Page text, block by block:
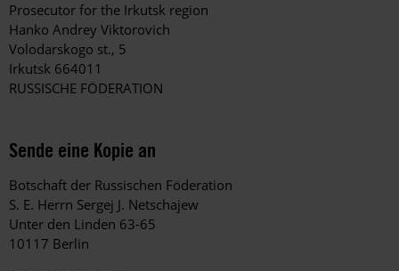
Prosecutor for the Irkutsk region
Hanko Andrey Viktorovich
Volodarskogo st., 5
Irkutsk 664011
RUSSISCHE FÖDERATION
Sende eine Kopie an
Botschaft der Russischen Föderation
S. E. Herrn Sergej J. Netschajew
Unter den Linden 63-65
10117 Berlin